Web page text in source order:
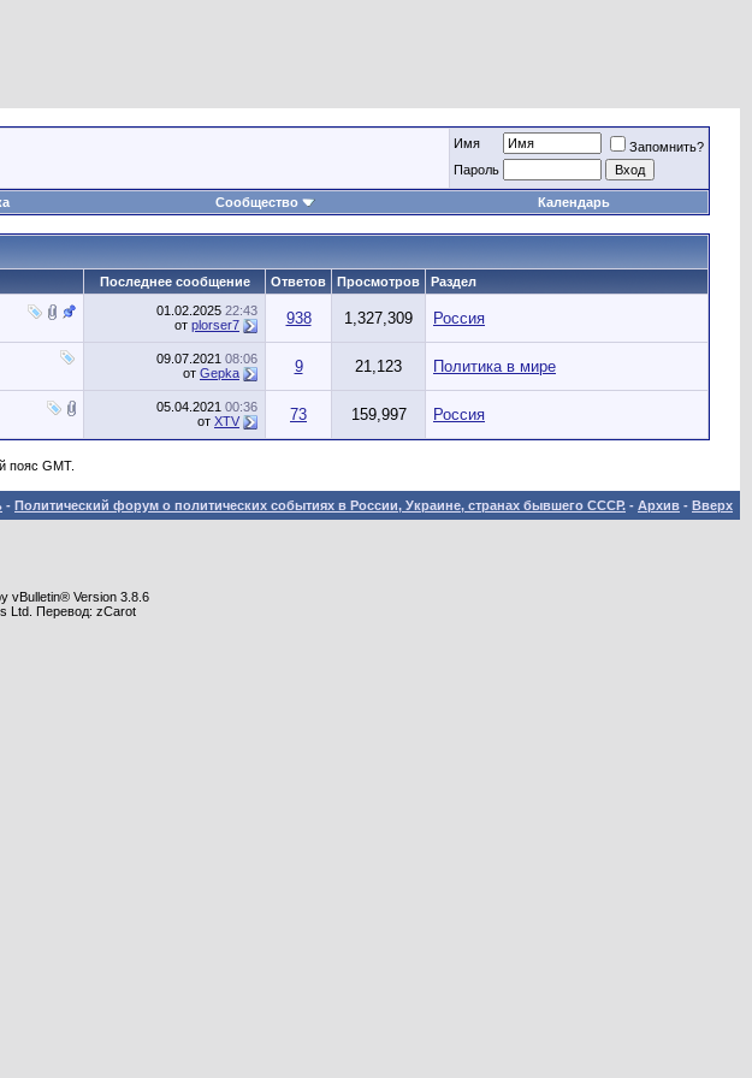
Имя
Запомнить?
Пароль
Сообщество Календарь
Последнее сообщение Ответов Просмотров Раздел
01.02.2025 22:43
от plorser7 938 1,327,309 Россия
09.07.2021 08:06
от Gepka 9 21,123 Политика в мире
05.04.2021 00:36
от XTV 73 159,997 Россия
пояс GMT.
- Политический форум о политических событиях в России, Украине, странах бывшего СССР. - Архив - Вверх
vBulletin® Version 3.8.6
Ltd. Перевод: zCarot